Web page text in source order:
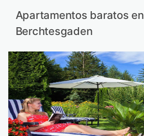
Apartamentos baratos en
Berchtesgaden